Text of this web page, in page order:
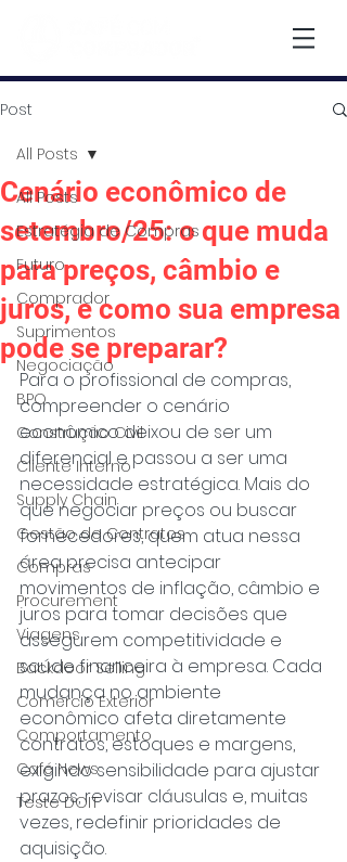
Post
All Posts
Estratégia de Compras
Futuro
Comprador
Suprimentos
Negociação
BPO
Construção Civil
Cliente Interno
Supply Chain
Gestão de Contratos
Compras
Procurement
Viagens
Backdoor Selling
Comércio Exterior
Comportamento
Café News
Teste DOIT
All Posts
Cenário econômico de
setembro/25: o que muda
para preços, câmbio e
juros, e como sua empresa
pode se preparar?
Para o profissional de compras,
compreender o cenário
econômico deixou de ser um
diferencial e passou a ser uma
necessidade estratégica. Mais do
que negociar preços ou buscar
fornecedores, quem atua nessa
área precisa antecipar
movimentos de inflação, câmbio e
juros para tomar decisões que
assegurem competitividade e
saúde financeira à empresa. Cada
mudança no ambiente
econômico afeta diretamente
contratos, estoques e margens,
exigindo sensibilidade para ajustar
prazos, revisar cláusulas e, muitas
vezes, redefinir prioridades de
aquisição.